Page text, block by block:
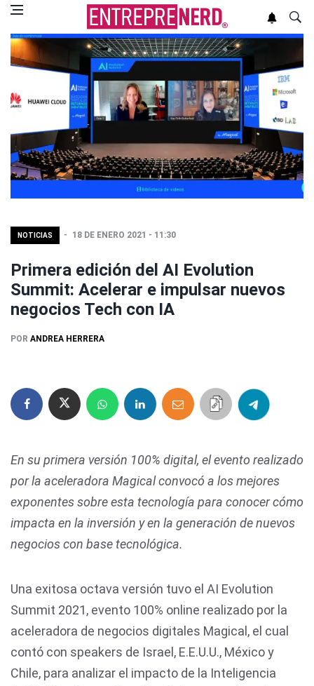
NOTICIAS 18 DE ENERO 2021 - 11:30
Primera edición del AI Evolution
Summit: Acelerar e impulsar nuevos
negocios Tech con IA
POR ANDREA HERRERA
En su primera versión 100% digital, el evento realizado
por la aceleradora Magical convocó a los mejores
exponentes sobre esta tecnología para conocer cómo
impacta en la inversión y en la generación de nuevos
negocios con base tecnológica.
Una exitosa octava versión tuvo el AI Evolution
Summit 2021, evento 100% online realizado por la
aceleradora de negocios digitales Magical, el cual
contó con speakers de Israel, E.E.U.U., México y
Chile, para analizar el impacto de la Inteligencia